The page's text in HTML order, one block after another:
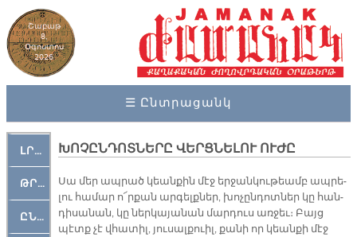
Շաբաթ
8,
Օգոստոս
2026
☰ Ընտրացանկ
ԼՐԱՀՈՍ
ԹՐՔԱՀԱՅ ԿԵԱՆՔ
ԸՆԿԵՐԱՄՇԱԿՈՒԹԱՅԻՆ
ԽՈՉԸՆԴՈՏՆԵՐԸ ՎԵՐՑՆԵԼՈՒ ՈՒԺԸ
Սա մեր ապ­րած կեան­քին մէջ եր­ջան­կու­թեամբ ապ­րե­
լու հա­մար ո՜ր­քան ար­գելք­ներ, խո­չըն­դոտ­ներ կը հան­
դի­սա­նան, կը ներ­կա­յա­նան մար­դուս առ­ջեւ։ Բայց
պէտք չէ վհա­տիլ, յու­սալ­քուիլ, քա­նի որ կեան­քի մէջ